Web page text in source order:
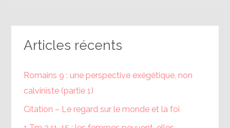
Articles récents
Romains 9 : une perspective exégétique, non
calviniste (partie 1)
Citation – Le regard sur le monde et la foi